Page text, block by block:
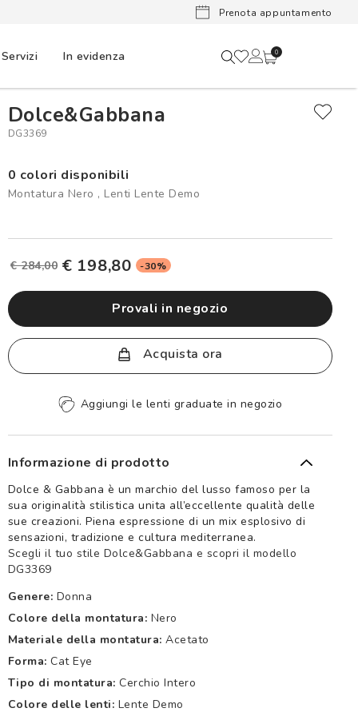
Lenti a
Prenota appuntamento
Servizi In evidenza 0
Dolce&Gabbana
DG3369
0 colori disponibili
Montatura Nero , Lenti Lente Demo
€ 284,00 € 198,80 -30%
provali in negozio
Acquista ora
Aggiungi le lenti graduate in negozio
Informazione di prodotto
Dolce & Gabbana è un marchio del lusso famoso per la
sua originalità stilistica unita all’eccellente qualità delle
sue creazioni. Piena espressione di un mix esplosivo di
sensazioni, tradizione e cultura mediterranea.
Scegli il tuo stile Dolce&Gabbana e scopri il modello
DG3369
Genere: Donna
Colore della montatura: Nero
Materiale della montatura: Acetato
Forma: Cat Eye
Tipo di montatura: Cerchio Intero
Colore delle lenti: Lente Demo